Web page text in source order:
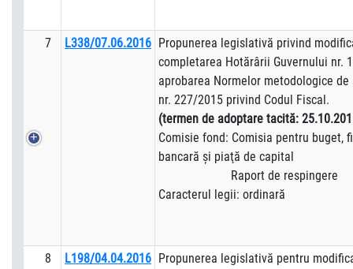
7 L338/07.06.2016 Propunerea legislativă privind
completarea Hotărârii Guvernului nr.
aprobarea Normelor metodologice
nr. 227/2015 privind Codul Fiscal.
(termen de adoptare tacită:
Comisie fond: Comisia pentru buget,
bancară şi piaţă de capital
Raport de respingere
Caracterul legii: ordinară
8 L198/04.04.2016 Propunerea legislativă pentru